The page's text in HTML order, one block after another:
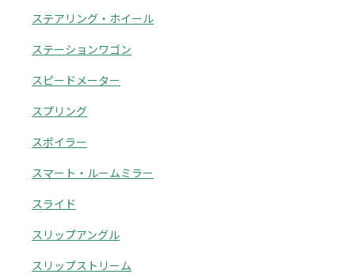
ステアリング・ホイール
ステーションワゴン
スピードメーター
スプリング
スポイラー
スマート・ルームミラー
スライド
スリップアングル
スリップストリーム